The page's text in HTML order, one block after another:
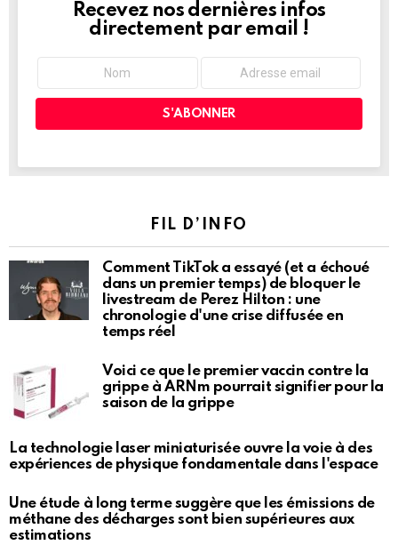
NEWSLETTER
Recevez nos dernières infos
directement par email !
FIL D’INFO
Comment TikTok a essayé (et a échoué
dans un premier temps) de bloquer le
livestream de Perez Hilton : une
chronologie d'une crise diffusée en
temps réel
Voici ce que le premier vaccin contre la
grippe à ARNm pourrait signifier pour la
saison de la grippe
La technologie laser miniaturisée ouvre la voie à des
expériences de physique fondamentale dans l'espace
Une étude à long terme suggère que les émissions de
méthane des décharges sont bien supérieures aux
estimations